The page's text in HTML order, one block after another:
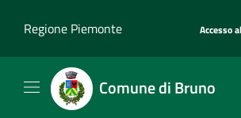
Regione Piemonte
Accesso
Comune di Bruno